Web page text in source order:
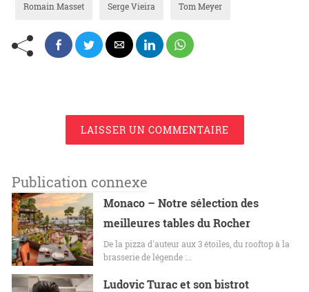
Romain Masset Serge Vieira Tom Meyer
LAISSER UN COMMENTAIRE
Publication connexe
Monaco – Notre sélection des
meilleures tables du Rocher
De la pizza d'auteur aux 3 étoiles, du rooftop à la
brasserie de légende :…
Ludovic Turac et son bistrot